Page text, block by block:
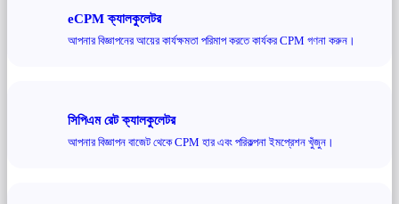
eCPM ক্যালকুলেটর
আপনার বিজ্ঞাপনের আয়ের কার্যক্ষমতা পরিমাপ করতে কার্যকর CPM গণনা করুন।
সিপিএম রেট ক্যালকুলেটর
আপনার বিজ্ঞাপন বাজেট থেকে CPM হার এবং পরিকল্পনা ইমপ্রেশন খুঁজুন।